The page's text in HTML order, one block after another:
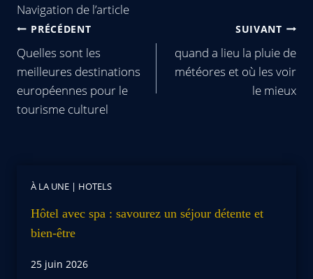
Navigation de l’article
PRÉCÉDENT
Quelles sont les
meilleures destinations
européennes pour le
tourisme culturel
SUIVANT
quand a lieu la pluie de
météores et où les voir
le mieux
À LA UNE | HOTELS
Hôtel avec spa : savourez un séjour détente et
bien-être
25 juin 2026